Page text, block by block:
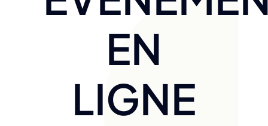
EN
LIGNE